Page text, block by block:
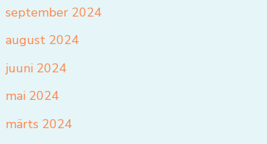
september 2024
august 2024
juuni 2024
mai 2024
märts 2024